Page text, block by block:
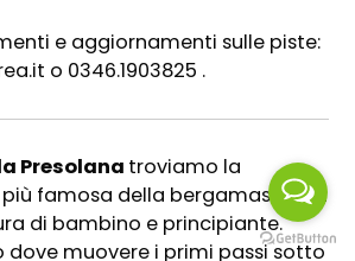
e aggiornamenti sulle piste:
o 0346.1903825 .
Presolana troviamo la
più famosa della bergamasca, un
di bambino e principiante.
dove muovere i primi passi sotto